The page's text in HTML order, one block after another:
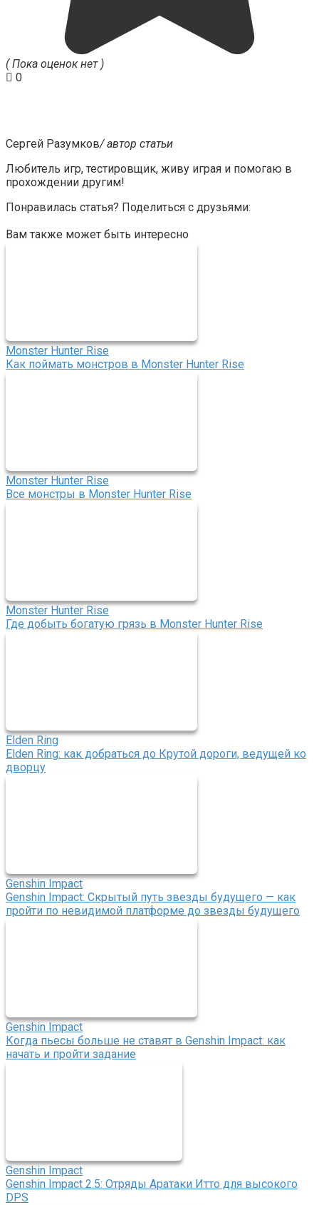
( Пока оценок нет )
0
Сергей Разумков/ автор статьи
Любитель игр, тестировщик, живу играя и помогаю в
прохождении другим!
Понравилась статья? Поделиться с друзьями:
Вам также может быть интересно
Monster Hunter Rise
Как поймать монстров в Monster Hunter Rise
Monster Hunter Rise
Все монстры в Monster Hunter Rise
Monster Hunter Rise
Где добыть богатую грязь в Monster Hunter Rise
Elden Ring
Elden Ring: как добраться до Крутой дороги, ведущей ко
дворцу
Genshin Impact
Genshin Impact: Скрытый путь звезды будущего — как
пройти по невидимой платформе до звезды будущего
Genshin Impact
Когда пьесы больше не ставят в Genshin Impact: как
начать и пройти задание
Genshin Impact
Genshin Impact 2.5: Отряды Аратаки Итто для высокого
DPS